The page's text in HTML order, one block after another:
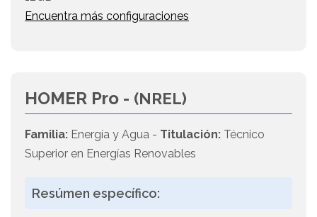
Encuentra más configuraciones
HOMER Pro - (NREL)
Familia: Energía y Agua - Titulación: Técnico
Superior en Energías Renovables
Resúmen específico: